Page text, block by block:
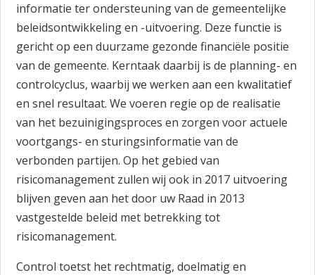
informatie ter ondersteuning van de gemeentelijke
beleidsontwikkeling en -uitvoering. Deze functie is
gericht op een duurzame gezonde financiële positie
van de gemeente. Kerntaak daarbij is de planning- en
controlcyclus, waarbij we werken aan een kwalitatief
en snel resultaat. We voeren regie op de realisatie
van het bezuinigingsproces en zorgen voor actuele
voortgangs- en sturingsinformatie van de
verbonden partijen. Op het gebied van
risicomanagement zullen wij ook in 2017 uitvoering
blijven geven aan het door uw Raad in 2013
vastgestelde beleid met betrekking tot
risicomanagement.
Control toetst het rechtmatig, doelmatig en